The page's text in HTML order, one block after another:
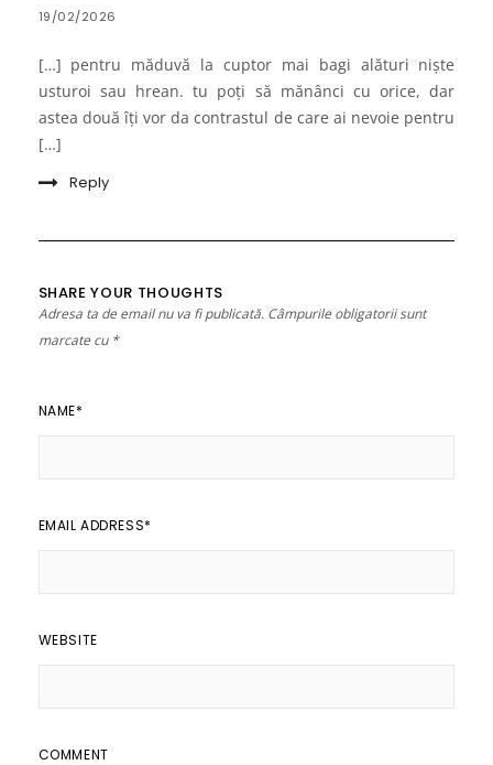
19/02/2026
[…] pentru măduvă la cuptor mai bagi alături niște
usturoi sau hrean. tu poți să mănânci cu orice, dar
astea două îți vor da contrastul de care ai nevoie pentru
[…]
Reply
SHARE YOUR THOUGHTS
Adresa ta de email nu va fi publicată. Câmpurile obligatorii sunt
marcate cu *
NAME*
EMAIL ADDRESS*
WEBSITE
COMMENT